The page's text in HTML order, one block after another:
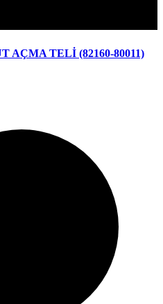
AÇMA TELİ (82160-80011)